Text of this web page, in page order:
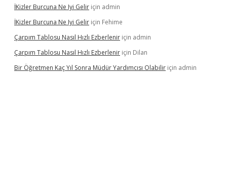
İKizler Burcuna Ne Iyi Gelir için admin
İKizler Burcuna Ne Iyi Gelir için Fehime
Çarpım Tablosu Nasıl Hızlı Ezberlenir için admin
Çarpım Tablosu Nasıl Hızlı Ezberlenir için Dilan
Bir Öğretmen Kaç Yıl Sonra Müdür Yardımcısı Olabilir için admin